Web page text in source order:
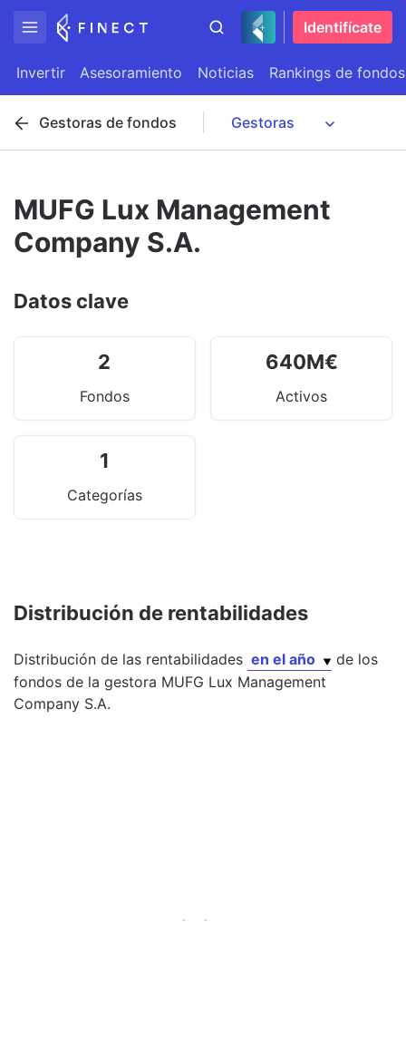
Identifícate
Invertir Asesoramiento Noticias Rankings de fondos
Gestoras de fondos
MUFG Lux Management
Company S.A.
Datos clave
2
Fondos
640M€
Activos
1
Categorías
Distribución de rentabilidades
Distribución de las rentabilidades en el año
de los
fondos de la gestora MUFG Lux Management
Company S.A.